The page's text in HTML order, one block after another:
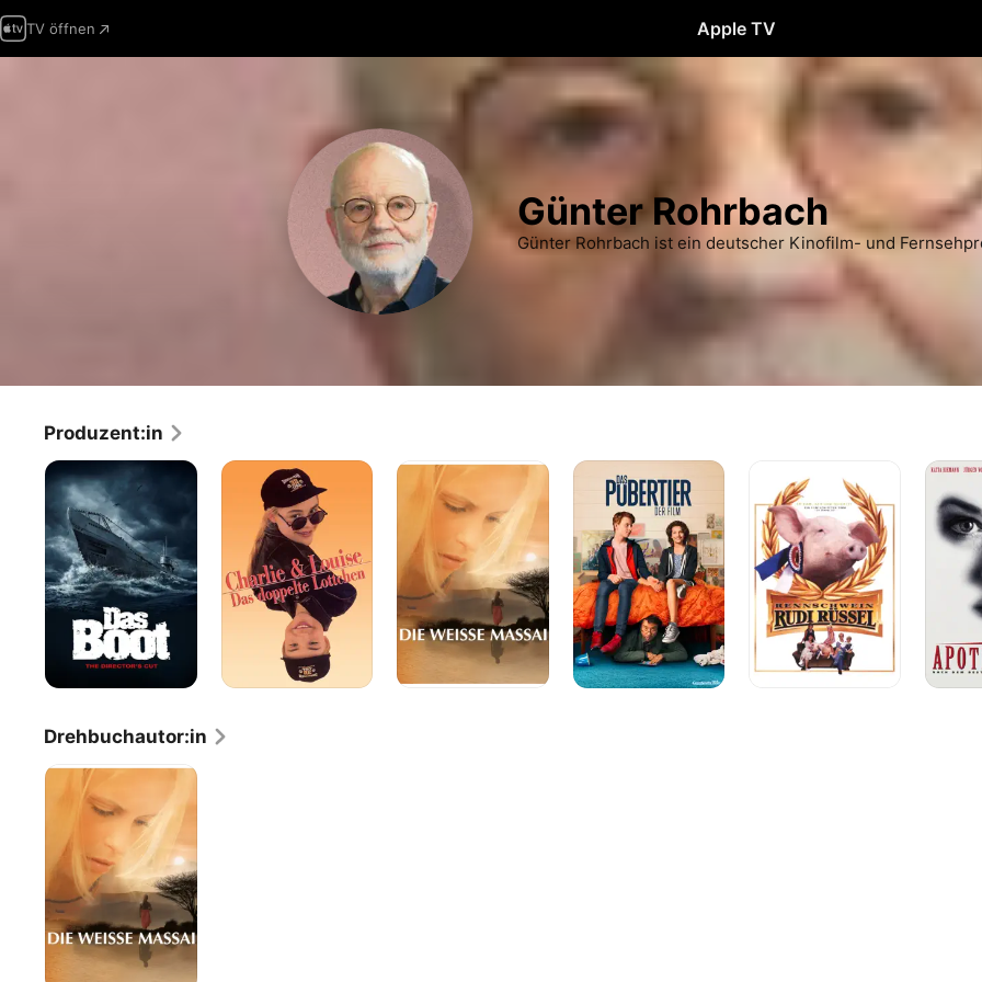
TV öffnen Apple TV
Günter Rohrbach
Günter Rohrbach ist ein deutscher Kinofilm- und
Produzent:in
Das
Boot
Das
doppelte
Lottchen
Die
weisse
Massai
Das
Pubertier
Rüssel
Die
Drehbuchautor:in
Die
weisse
Massai